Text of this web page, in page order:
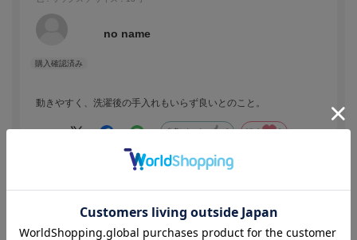
no name
動きやすく、洗濯後の手入れもいらず良いとのこと。
参考になった 0 Like! 0
レビューを書く